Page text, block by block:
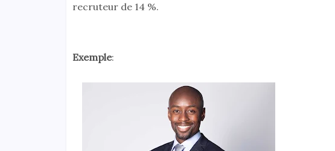
recruteur de 14 %.
Exemple: